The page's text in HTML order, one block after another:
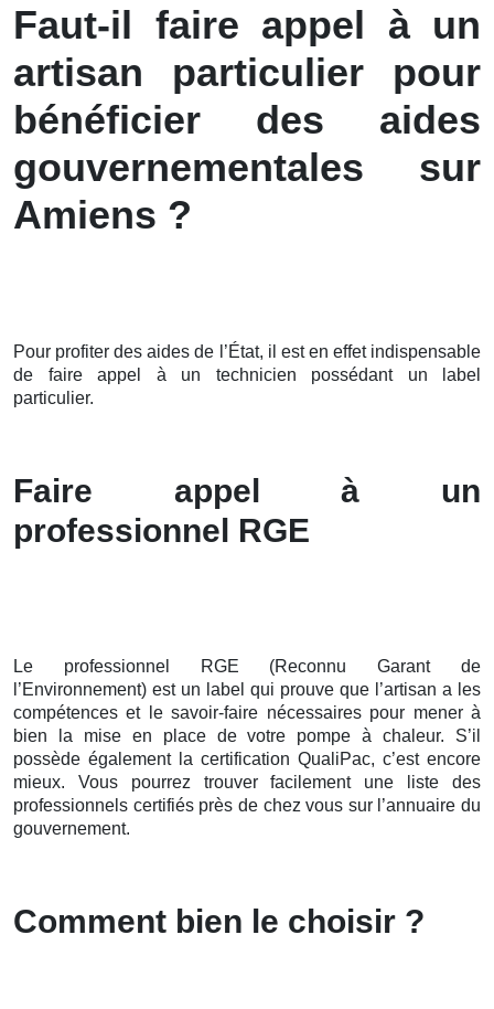
Faut-il faire appel à un
artisan particulier pour
bénéficier des aides
gouvernementales sur
Amiens ?
Pour profiter des aides de l’État, il est en effet indispensable
de faire appel à un technicien possédant un label
particulier.
Faire appel à un
professionnel RGE
Le professionnel RGE (Reconnu Garant de
l’Environnement) est un label qui prouve que l’artisan a les
compétences et le savoir-faire nécessaires pour mener à
bien la mise en place de votre pompe à chaleur. S’il
possède également la certification QualiPac, c’est encore
mieux. Vous pourrez trouver facilement une liste des
professionnels certifiés près de chez vous sur l’annuaire du
gouvernement.
Comment bien le choisir ?